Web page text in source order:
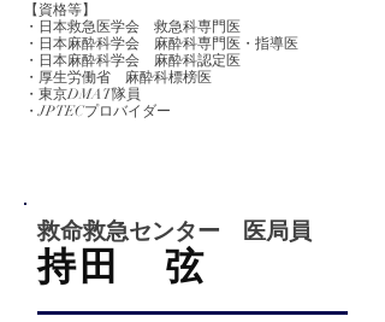
【資格等】
・日本救急医学会 救急科専門医
・日本麻酔科学会 麻酔科専門医・指導医
・日本麻酔科学会 麻酔科認定医
・厚生労働省 麻酔科標榜医
・東京DMAT隊員
​・JPTECプロバイダー
救命救急センター 医局員
​持田 弦